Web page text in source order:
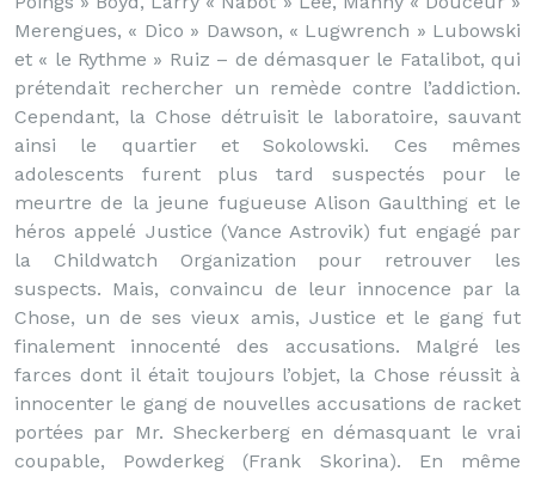
Merengues, « Dico » Dawson, « Lugwrench » Lubowski
et « le Rythme » Ruiz – de démasquer le Fatalibot, qui
prétendait rechercher un remède contre l’addiction.
Cependant, la Chose détruisit le laboratoire, sauvant
ainsi le quartier et Sokolowski. Ces mêmes
adolescents furent plus tard suspectés pour le
meurtre de la jeune fugueuse Alison Gaulthing et le
héros appelé Justice (Vance Astrovik) fut engagé par
la Childwatch Organization pour retrouver les
suspects. Mais, convaincu de leur innocence par la
Chose, un de ses vieux amis, Justice et le gang fut
finalement innocenté des accusations. Malgré les
farces dont il était toujours l’objet, la Chose réussit à
innocenter le gang de nouvelles accusations de racket
portées par Mr. Sheckerberg en démasquant le vrai
coupable, Powderkeg (Frank Skorina). En même